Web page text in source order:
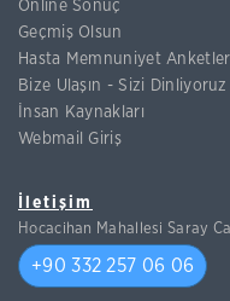
Online Sonuç
Geçmiş Olsun
Hasta Memnuniyet
Bize Ulaşın - Sizi Dinliyoruz
İnsan Kaynakları
Webmail Giriş
İletişim
Hocacihan Mahallesi Saray
+90 332 257 06 06